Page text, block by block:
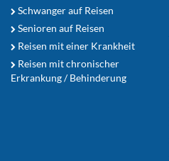
Schwanger auf Reisen
Senioren auf Reisen
Reisen mit einer Krankheit
Reisen mit chronischer
Erkrankung / Behinderung